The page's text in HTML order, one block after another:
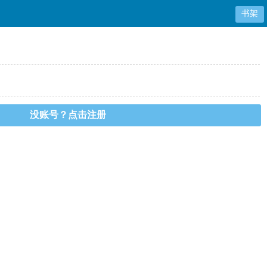
书架
没账号？点击注册